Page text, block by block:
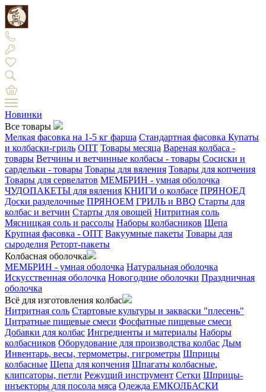
Новинки
Все товары
Мелкая фасовка на 1-5 кг фарша Стандартная фасовка Купаты
и колбаски-гриль ОПТ Товары месяца Вареная колбаса -
товары Ветчины и ветчинные колбасы - товары Сосиски и
сардельки - товары Товары для вяления Товары для копчения
Товары для сервелатов МЕМБРИН - умная оболочка
ЧУДОПАКЕТЫ для вяления КНИГИ о колбасе ПРЯНОЕД
Доски разделочные ПРЯНОЕМ ГРИЛЬ и BBQ Старты для
колбас и ветчин Старты для овощей Нитритная соль
Мясницкая соль и рассолы Наборы колбасников Щепа
Крупная фасовка - ОПТ Вакуумные пакеты Товары для
сыроделия Реторт-пакеты
Колбасная оболочка
МЕМБРИН - умная оболочка Натуральная оболочка
Искусственная оболочка Новогодние оболочки Праздничная
оболочка
Всё для изготовления колбас
Нитритная соль Стартовые культуры и закваски "плесень"
Цитратные пищевые смеси Фосфатные пищевые смеси
Добавки для колбас Ингредиенты и материалы Наборы
колбасников Оборудование для производства колбас Дым
Инвентарь, весы, термометры, гигрометры Шприцы
колбасные Щепа для копчения Шпагаты колбасные,
клипсаторы, петли Режущий инструмент Сетки Шприцы-
инъекторы для посола мяса Одежда ЕМКОЛБАСКИ